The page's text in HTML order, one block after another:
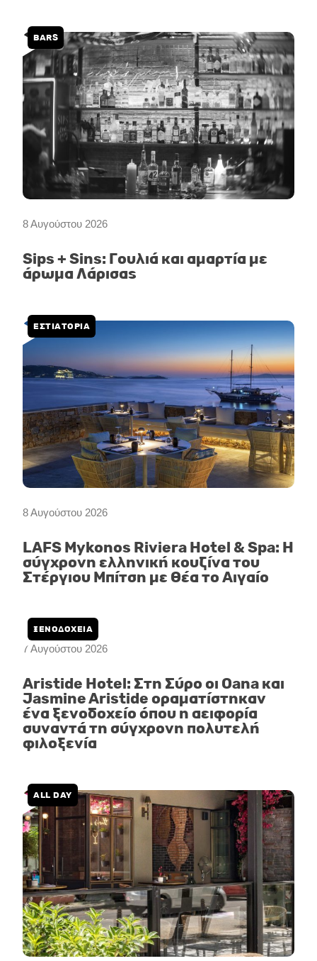
8 Αυγούστου 2026
BARS
Sips + Sins: Γουλιά και αμαρτία με
άρωμα Λάρισας
8 Αυγούστου 2026
ΕΣΤΙΑΤΟΡΙΑ
LAFS Mykonos Riviera Hotel & Spa: Η
σύγχρονη ελληνική κουζίνα του
Στέργιου Μπίτση με θέα το Αιγαίο
7 Αυγούστου 2026
ΞΕΝΟΔΟΧΕΙΑ
Aristide Hotel: Στη Σύρο οι Oana και
Jasmine Aristide οραματίστηκαν
ένα ξενοδοχείο όπου η αειφορία
συναντά τη σύγχρονη πολυτελή
φιλοξενία
ALL DAY